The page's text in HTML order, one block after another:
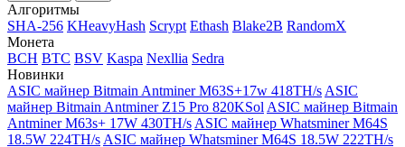
Алгоритмы
SHA-256 KHeavyHash Scrypt Ethash Blake2B RandomX
Монета
BCH BTC BSV Kaspa Nexllia Sedra
Новинки
ASIC майнер Bitmain Antminer M63S+17w 418TH/s ASIC
майнер Bitmain Antminer Z15 Pro 820KSol ASIC майнер Bitmain
Antminer M63s+ 17W 430TH/s ASIC майнер Whatsminer M64S
18.5W 224TH/s ASIC майнер Whatsminer M64S 18.5W 222TH/s